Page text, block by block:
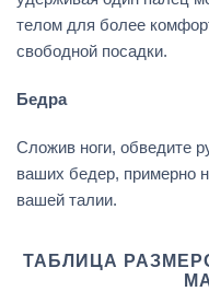
телом для более
свободной посадки.
Бедра
Сложив ноги, обведите
ваших бедер, примерно
вашей талии.
ТАБЛИЦА